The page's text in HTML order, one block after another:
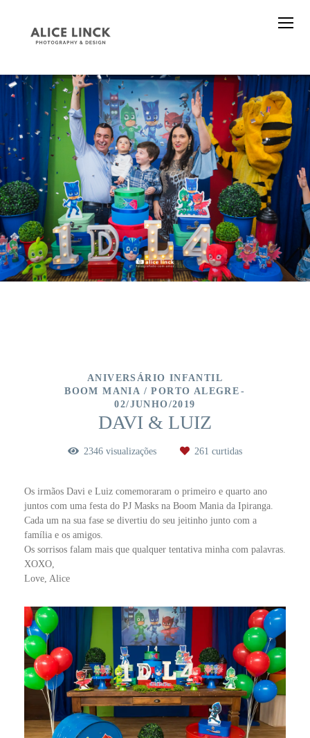
ANIVERSÁRIO INFANTIL
BOOM MANIA / PORTO ALEGRE
02/JUNHO/2019
DAVI & LUIZ
2346 visualizações 261 curtidas
Os irmãos Davi e Luiz comemoraram o primeiro e quarto ano
juntos com uma festa do PJ Masks na Boom Mania da Ipiranga.
Cada um na sua fase se divertiu do seu jeitinho junto com a
família e os amigos.
Os sorrisos falam mais que qualquer tentativa minha com palavras.
XOXO,
Love, Alice